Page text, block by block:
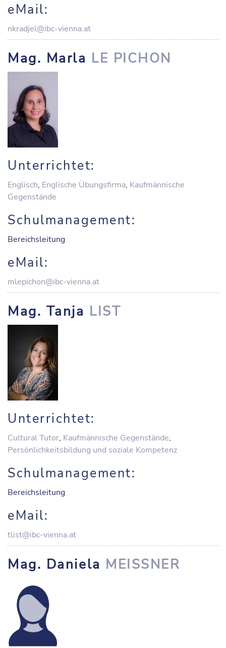
eMail:
nkradjel@ibc-vienna.at
Mag. Marla LE PICHON
Unterrichtet:
Englisch, Englische Übungsfirma, Kaufmännische
Gegenstände
Schulmanagement:
Bereichsleitung
eMail:
mlepichon@ibc-vienna.at
Mag. Tanja LIST
Unterrichtet:
Cultural Tutor, Kaufmännische Gegenstände,
Persönlichkeitsbildung und soziale Kompetenz
Schulmanagement:
Bereichsleitung
eMail:
tlist@ibc-vienna.at
Mag. Daniela MEISSNER